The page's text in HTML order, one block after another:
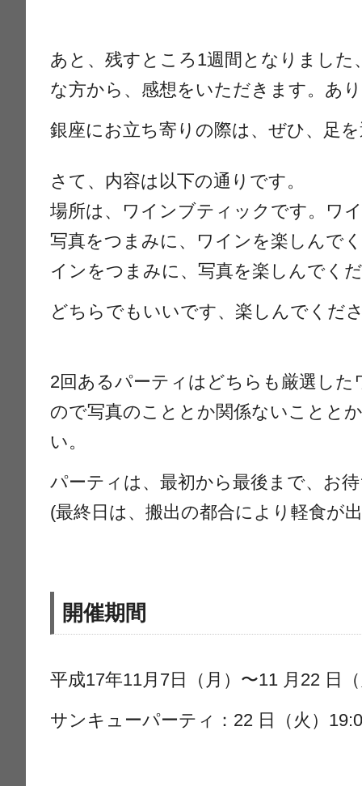
あと、残すところ1週間となりました
な方から、感想をいただきます。あ
銀座にお立ち寄りの際は、ぜひ、足
さて、内容は以下の通りです。
場所は、ワインブティックです。ワ
写真をつまみに、ワインを楽しんで
インをつまみに、写真を楽しんでく
どちらでもいいです、楽しんでくだ
2回あるパーティはどちらも厳選し
ので写真のこととか関係ないことと
い。
パーティは、最初から最後まで、お
(最終日は、搬出の都合により軽食が
開催期間
平成17年11月7日（月）〜11 月22 日
サンキューパーティ：22 日（火）